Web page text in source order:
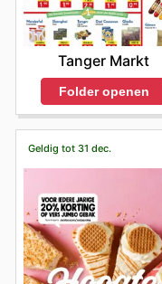
Tanger Markt
Folder openen
Geldig tot 31 dec.